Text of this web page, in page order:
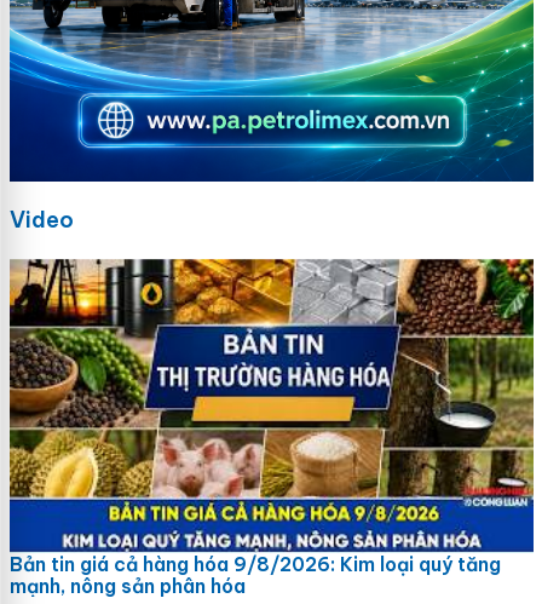
Video
Bản tin giá cả hàng hóa 9/8/2026: Kim loại quý tăng
mạnh, nông sản phân hóa